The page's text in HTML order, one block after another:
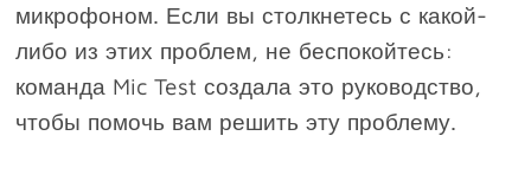
микрофоном. Если вы столкнетесь с какой-
либо из этих проблем, не беспокойтесь:
команда Mic Test создала это руководство,
чтобы помочь вам решить эту проблему.